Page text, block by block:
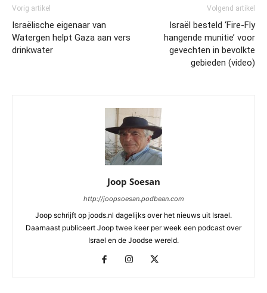
Vorig artikel
Israëlische eigenaar van
Watergen helpt Gaza aan vers
drinkwater
Volgend artikel
Israël besteld ‘Fire-Fly
hangende munitie’ voor
gevechten in bevolkte
gebieden (video)
Joop Soesan
http://joopsoesan.podbean.com
Joop schrijft op joods.nl dagelijks over het nieuws uit Israel.
Daarnaast publiceert Joop twee keer per week een podcast over
Israel en de Joodse wereld.